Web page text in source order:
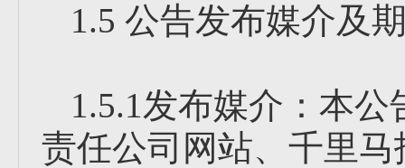
1.5 公告发布媒介及
1.5.1发布媒介：本
责任公司网站、千里